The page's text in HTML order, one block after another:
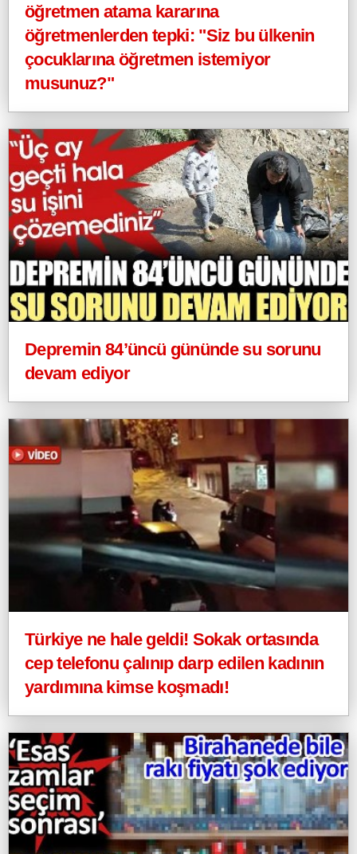
öğretmen atama kararına
öğretmenlerden tepki: "Siz bu ülkenin
çocuklarına öğretmen istemiyor
musunuz?"
Depremin 84’üncü gününde su sorunu
devam ediyor
Türkiye ne hale geldi! Sokak ortasında
cep telefonu çalınıp darp edilen kadının
yardımına kimse koşmadı!